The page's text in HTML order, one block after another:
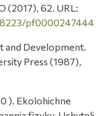
(2017), 62. URL:
pf0000247444
and Development.
Press (1987),
). Ekolohichne